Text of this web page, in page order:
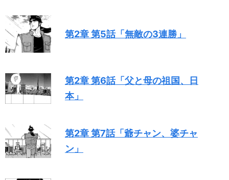
第2章 第5話「無敵の3連勝」
第2章 第6話「父と母の祖国、日
本」
第2章 第7話「爺チャン、婆チャ
ン」